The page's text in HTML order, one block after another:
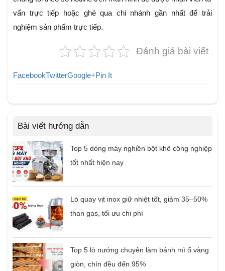
vấn trực tiếp hoặc ghé qua chi nhánh gần nhất để trải
nghiệm sản phẩm trực tiếp.
Đánh giá bài viết
FacebookTwitterGoogle+Pin It
Bài viết hướng dẫn
Top 5 dòng máy nghiền bột khô công nghiệp
tốt nhất hiện nay
Lò quay vịt inox giữ nhiệt tốt, giảm 35–50%
than gas, tối ưu chi phí
Top 5 lò nướng chuyên làm bánh mì ổ vàng
giòn, chín đều đến 95%